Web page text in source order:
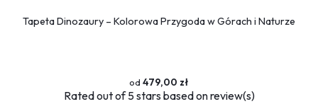
Tapeta Dinozaury – Kolorowa Przygoda w Górach i Naturze
479,00 zł
Ratedout of 5 stars based onreview(s)